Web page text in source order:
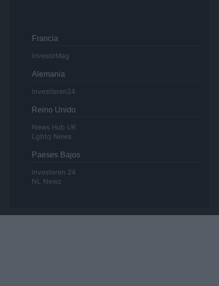
Francia
InvestirMag
Alemania
Investieren24
Reino Unido
News Hub UK
Lgbtq News
Paeses Bajos
Investeren 24
NL Newz